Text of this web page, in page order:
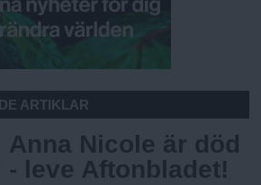
ARTIKLAR
Anna Nicole är död
- leve Aftonbladet!